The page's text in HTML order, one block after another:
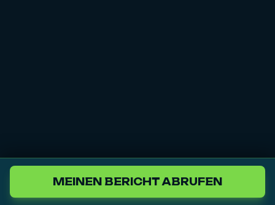
MEINEN BERICHT ABRUFEN